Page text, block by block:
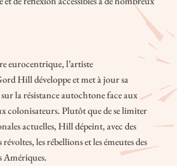
eurocentrique, l’artiste
Hill développe et met à jour sa
la résistance autochtone face aux
colonisateurs. Plutôt que de se limiter
actuelles, Hill dépeint, avec des
les rébellions et les émeutes des
Amériques.